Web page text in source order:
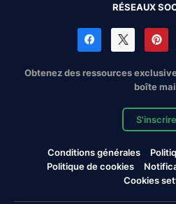
RÉSEAUX
Obtenez des ressources
boîte
S'inscrire
Conditions générales
Politique de cookies
Cookies